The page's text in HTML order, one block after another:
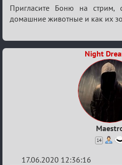
Re:
Семейный
Пригласите Боню на стрим,
домашние животные и как их
Night
14
17.06.2020 12:36:16